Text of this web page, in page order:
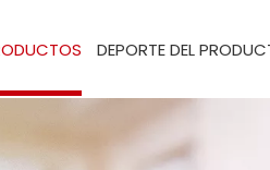
DEPORTE DEL